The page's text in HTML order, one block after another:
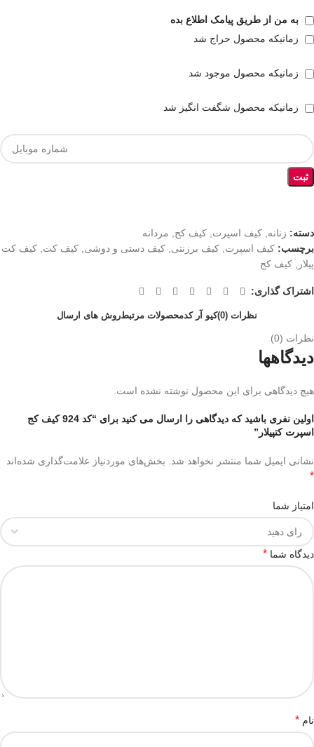
به من از طریق پیامک اطلاع بده
زمانیکه محصول حراج شد
زمانیکه محصول موجود شد
زمانیکه محصول شگفت انگیز شد
ثبت
دسته: زنانه کیف اسپرت کیف کج
مردانه
برچسب: کیف اسپرت کیف برزنتی کیف دستی و دوشی کیف کت کیف کت
پیلار
کیف کج
اشتراک گذاری:
نظرات (0) کیو آر کدمحصولات مرتبطروش های ارسال
نظرات (0)
دیدگاهها
هیچ دیدگاهی برای این محصول نوشته نشده است.
اولین نفری باشید که دیدگاهی را ارسال می کنید برای “کد 924 کیف کج
اسپرت کتپیلار”
نشانی ایمیل شما منتشر نخواهد شد. بخش‌های موردنیاز علامت‌گذاری شده‌اند
*
امتیاز شما
دیدگاه شما *
نام *